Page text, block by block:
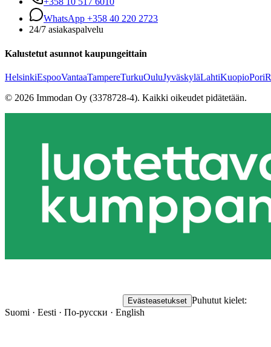
WhatsApp +358 40 220 2723
24/7 asiakaspalvelu
Kalustetut asunnot kaupungeittain
HelsinkiEspooVantaaTampereTurkuOuluJyväskyläLahtiKuopioPori
© 2026 Immodan Oy (3378728-4). Kaikki oikeudet pidätetään.
Evästeasetukset Puhutut kielet:
Suomi · Eesti · По-русски · English